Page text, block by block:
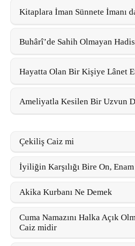
Kitaplara İman Sünnete İmanı
Buhârî’de Sahih Olmayan Hadis
Hayatta Olan Bir Kişiye Lânet
Ameliyatla Kesilen Bir Uzvun
Çekiliş Caiz mi
İyiliğin Karşılığı Bire On,
Akika Kurbanı Ne Demek
Cuma Namazını Halka Açık
Caiz midir